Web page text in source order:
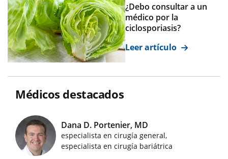
¿Debo consultar a un
médico por la
ciclosporiasis?
Leer artículo
Médicos destacados
Imágenes de médicos destacados
Dana D. Portenier, MD
especialista en cirugía general,
especialista en cirugía bariátrica